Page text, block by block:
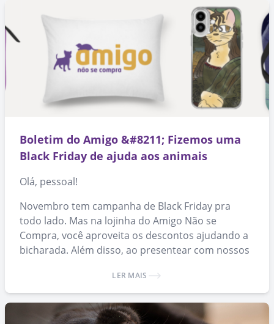
Boletim do Amigo &#8211; Fizemos uma
Black Friday de ajuda aos animais
Olá, pessoal!
Novembro tem campanha de Black Friday pra
todo lado. Mas na lojinha do Amigo Não se
Compra, você aproveita os descontos ajudando a
bicharada. Além disso, ao presentear com nossos
adoção de animais. 🙂LER MAIS